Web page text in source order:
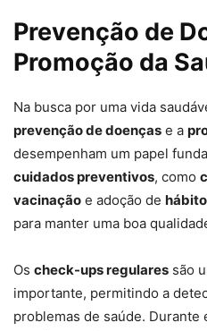
Prevenção de
Promoção da
Na busca por uma vida
prevenção de doenças e a
desempenham um papel
cuidados preventivos, como
vacinação e adoção de
para manter uma boa
Os check-ups regulares são
importante, permitindo a
problemas de saúde. Durante